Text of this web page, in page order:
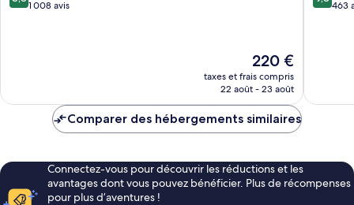
Faro
sur 1 008 avis
Le
nouveau
prix
de
220 €
taxes et frais compris
22 août - 23 août
sur 463
Comparer des hébergements similaires
Connectez-vous pour découvrir les réductions et les
avantages dont vous pouvez bénéficier. Plus de récompenses
pour plus d’aventures !